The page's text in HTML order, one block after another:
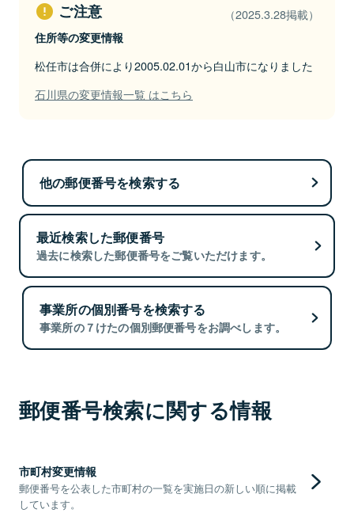
ご注意 （2025.3.28掲載）
住所等の変更情報
松任市は合併により2005.02.01から白山市になりました
石川県の変更情報一覧 はこちら
他の郵便番号を検索する
最近検索した郵便番号
過去に検索した郵便番号をご覧いただけます。
事業所の個別番号を検索する
事業所の７けたの個別郵便番号をお調べします。
郵便番号検索に関する情報
市町村変更情報
郵便番号を公表した市町村の一覧を実施日の新しい順に掲載
しています。